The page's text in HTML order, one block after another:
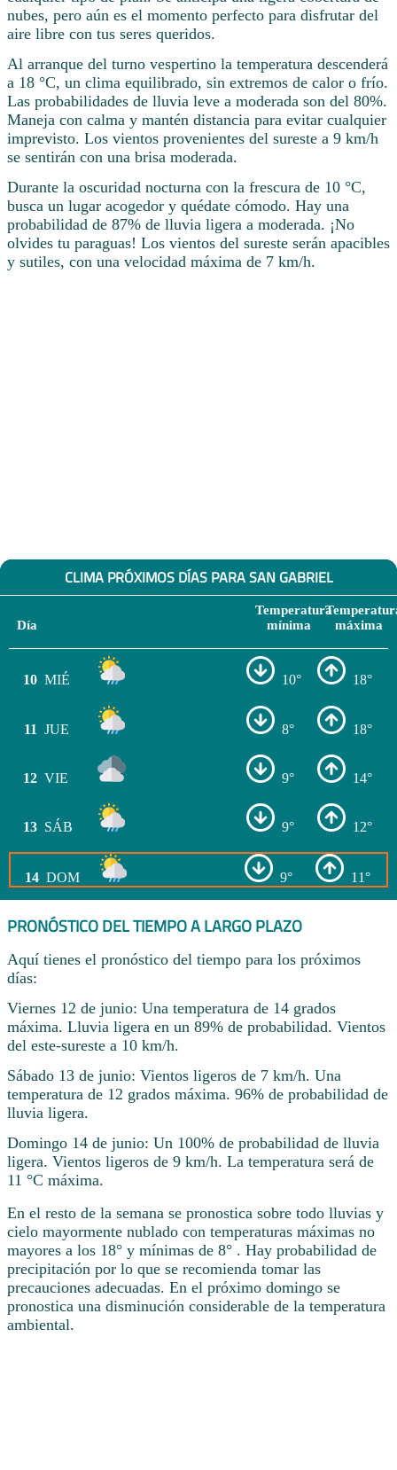
nubes, pero aún es el momento perfecto para disfrutar del
aire libre con tus seres queridos.
Al arranque del turno vespertino la temperatura descenderá
a 18 °C, un clima equilibrado, sin extremos de calor o frío.
Las probabilidades de lluvia leve a moderada son del 80%.
Maneja con calma y mantén distancia para evitar cualquier
imprevisto. Los vientos provenientes del sureste a 9 km/h
se sentirán con una brisa moderada.
Durante la oscuridad nocturna con la frescura de 10 °C,
busca un lugar acogedor y quédate cómodo. Hay una
probabilidad de 87% de lluvia ligera a moderada. ¡No
olvides tu paraguas! Los vientos del sureste serán apacibles
y sutiles, con una velocidad máxima de 7 km/h.
CLIMA PRÓXIMOS DÍAS PARA SAN GABRIEL
Día
Temperatura
mínima
máxima
10 MIÉ 10° 18°
11 JUE 8° 18°
12 VIE 9° 14°
13 SÁB 9° 12°
14 DOM 9° 11°
PRONÓSTICO DEL TIEMPO A LARGO PLAZO
Aquí tienes el pronóstico del tiempo para los próximos
días:
Viernes 12 de junio: Una temperatura de 14 grados
máxima. Lluvia ligera en un 89% de probabilidad. Vientos
del este-sureste a 10 km/h.
Sábado 13 de junio: Vientos ligeros de 7 km/h. Una
temperatura de 12 grados máxima. 96% de probabilidad de
lluvia ligera.
Domingo 14 de junio: Un 100% de probabilidad de lluvia
ligera. Vientos ligeros de 9 km/h. La temperatura será de
11 °C máxima.
En el resto de la semana se pronostica sobre todo lluvias y
cielo mayormente nublado con temperaturas máximas no
mayores a los 18° y mínimas de 8° . Hay probabilidad de
precipitación por lo que se recomienda tomar las
precauciones adecuadas. En el próximo domingo se
pronostica una disminución considerable de la temperatura
ambiental.